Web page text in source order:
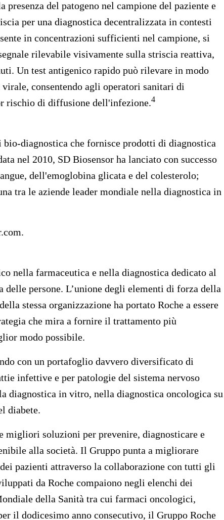
del patogeno nel campione del paziente e
per una diagnostica decentralizzata in contesti
in concentrazioni sufficienti nel campione, si
rilevabile visivamente sulla striscia reattiva,
Un test antigenico rapido può rilevare in modo
consentendo agli operatori sanitari di
rischio di diffusione dell'infezione.4
bio-diagnostica che fornisce prodotti di diagnostica
nel 2010, SD Biosensor ha lanciato con successo
dell'emoglobina glicata e del colesterolo;
tra le aziende leader mondiale nella diagnostica in
.
nella farmaceutica e nella diagnostica dedicato al
persone. L’unione degli elementi di forza della
stessa organizzazione ha portato Roche a essere
che mira a fornire il trattamento più
modo possibile.
con un portafoglio davvero diversificato di
infettive e per patologie del sistema nervoso
diagnostica in vitro, nella diagnostica oncologica su
diabete.
migliori soluzioni per prevenire, diagnosticare e
alla società. Il Gruppo punta a migliorare
pazienti attraverso la collaborazione con tutti gli
da Roche compaiono negli elenchi dei
della Sanità tra cui farmaci oncologici,
il dodicesimo anno consecutivo, il Gruppo Roche